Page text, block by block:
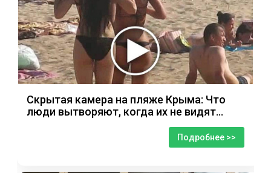
Скрытая камера на пляже Крыма: Что
люди вытворяют, когда их не видят...
Подробнее >>